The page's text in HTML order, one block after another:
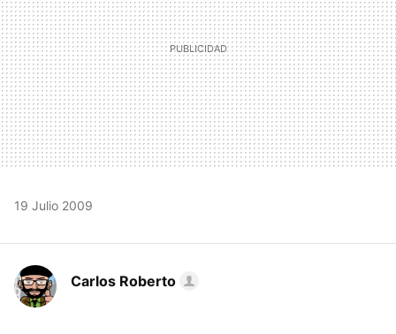
19 Julio 2009
Carlos Roberto